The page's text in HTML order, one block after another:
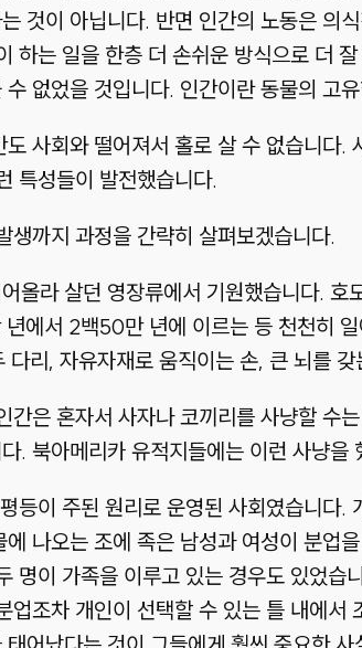
것이 아닙니다. 반면 인간의 노동은 의
하는 일을 한층 더 손쉬운 방식으로 더
없었을 것입니다. 인간이란 동물의 고
사회와 떨어져서 홀로 살 수 없습니다
특성들이 발전했습니다.
까지 과정을 간략히 살펴보겠습니다.
올라 살던 영장류에서 기원했습니다.
에서 2백50만 년에 이르는 등 천천히
리, 자유자재로 움직이는 손, 큰 뇌를
은 혼자서 사자나 코끼리를 사냥할 수
. 북아메리카 유적지들에는 이런 사냥을
등이 주된 원리로 운영된 사회였습니다.
나오는 조에 족은 남성과 여성이 분업
명이 가족을 이루고 있는 경우도 있었
조차 개인이 선택할 수 있는 틀 내에